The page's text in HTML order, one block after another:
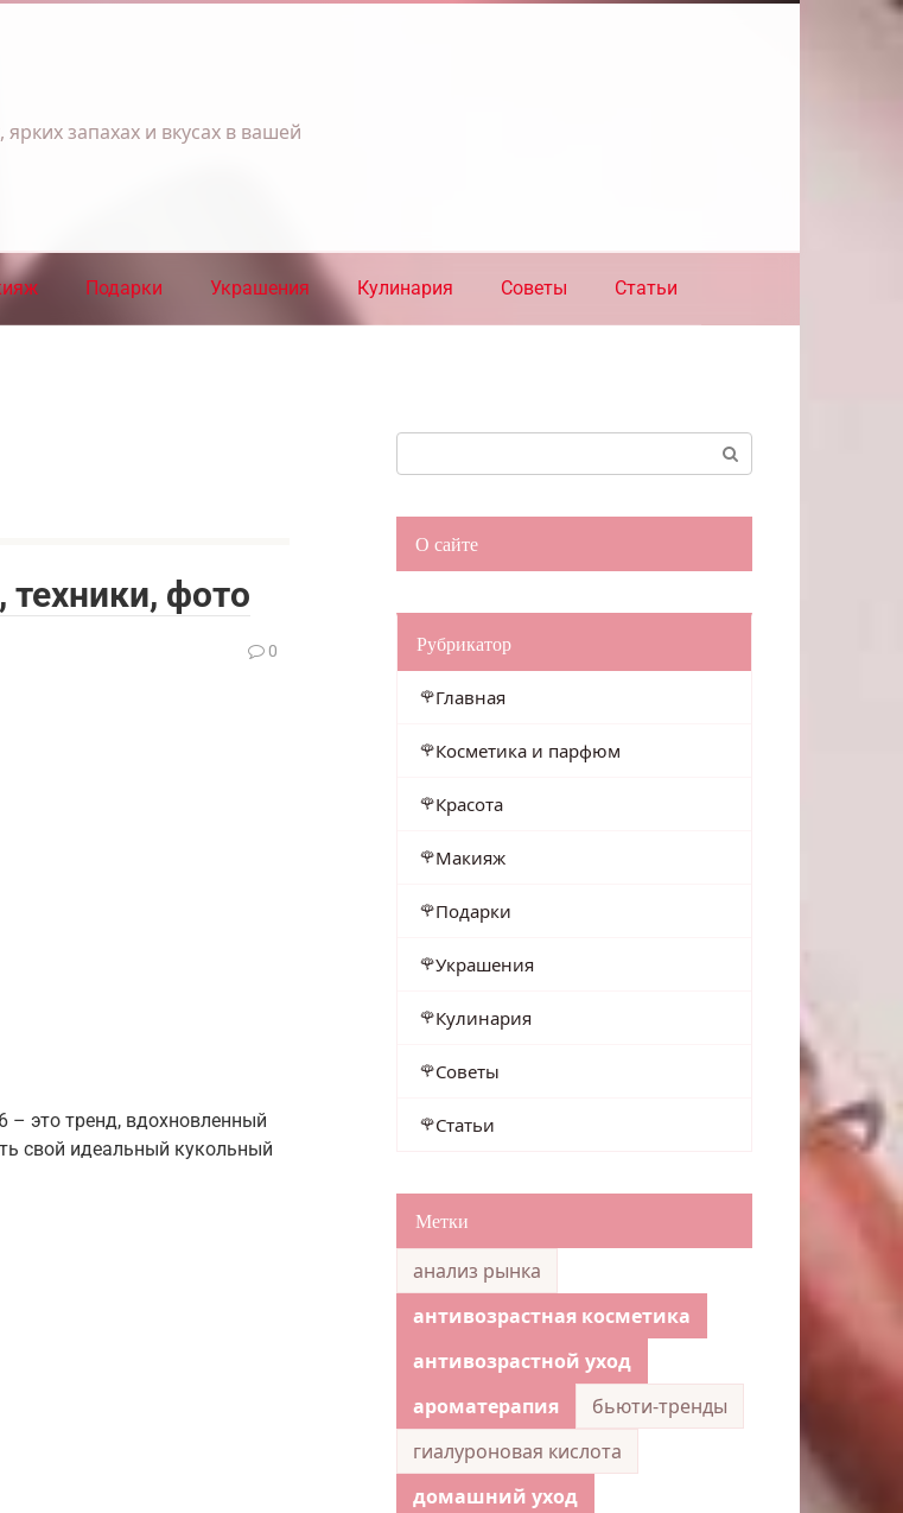
запахах и вкусах в вашей
Подарки Украшения Кулинария Советы Статьи
фото
0
это тренд, вдохновленный
свой идеальный кукольный
О сайте
Рубрикатор
Главная
Косметика и парфюм
Красота
Макияж
Подарки
Украшения
Кулинария
Советы
Статьи
Метки
анализ рынка
антивозрастная косметика
антивозрастной уход
ароматерапия
бьюти-тренды
гиалуроновая кислота
домашний уход